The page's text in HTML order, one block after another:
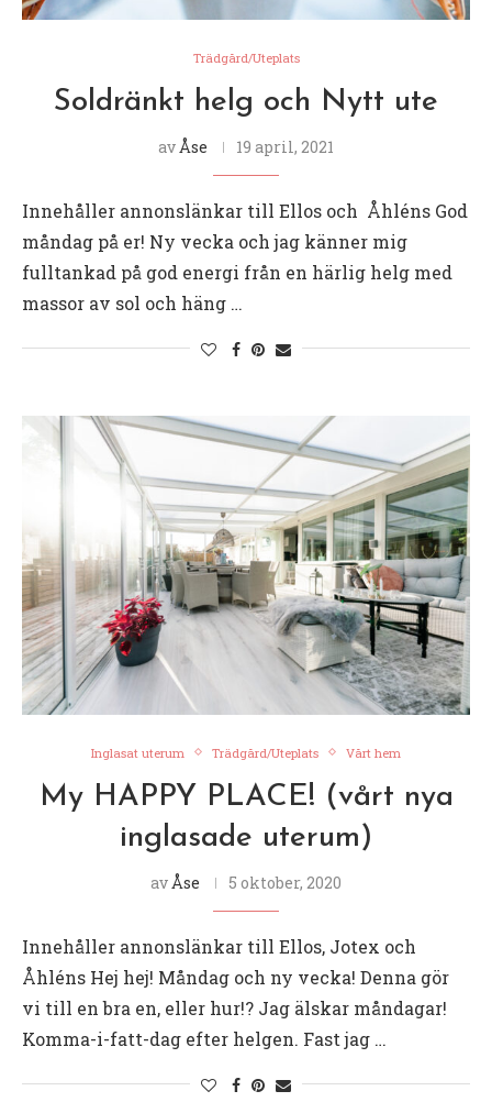
Trädgård/Uteplats
Soldränkt helg och Nytt ute
av Åse 19 april, 2021
Innehåller annonslänkar till Ellos och Åhléns God
måndag på er! Ny vecka och jag känner mig
fulltankad på god energi från en härlig helg med
massor av sol och häng …
Inglasat uterum Trädgård/Uteplats Vårt hem
My HAPPY PLACE! (vårt nya
inglasade uterum)
av Åse 5 oktober, 2020
Innehåller annonslänkar till Ellos, Jotex och
Åhléns Hej hej! Måndag och ny vecka! Denna gör
vi till en bra en, eller hur!? Jag älskar måndagar!
Komma-i-fatt-dag efter helgen. Fast jag …